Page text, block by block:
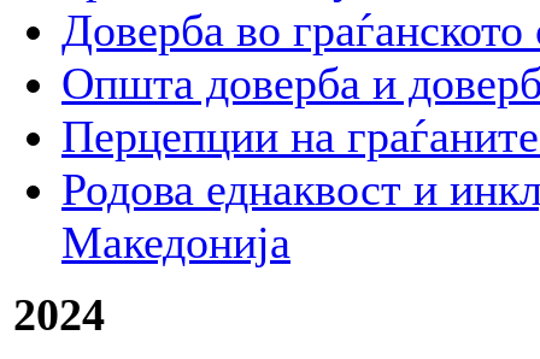
Доверба во
Општа доверба и
Перцепции на
Родова еднаквост и
Македонија
2024